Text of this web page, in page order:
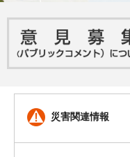
災害関連情報